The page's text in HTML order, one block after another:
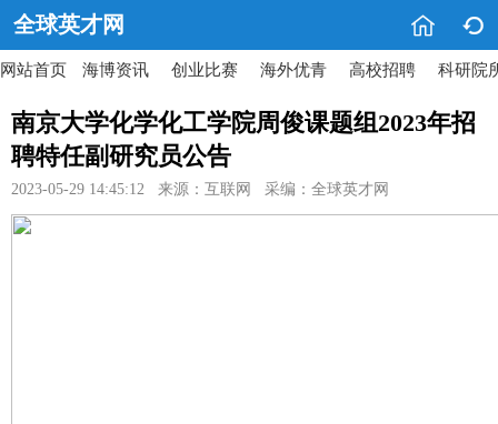
全球英才网  
网站首页 海博资讯 创业比赛 海外优青 高校招聘 科研院
南京大学化学化工学院周俊课题组2023年招
聘特任副研究员公告
2023-05-29 14:45:12 来源：互联网 采编：全球英才网